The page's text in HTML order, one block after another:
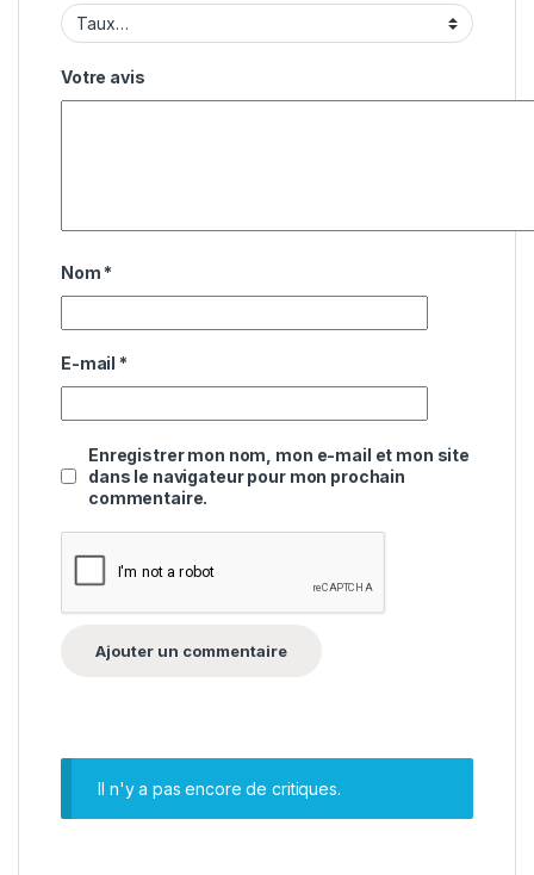
Votre avis
Nom *
E-mail *
Enregistrer mon nom, mon e-mail et mon site
dans le navigateur pour mon prochain
commentaire.
Il n'y a pas encore de critiques.